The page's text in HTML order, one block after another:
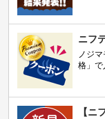
ニフ
ノジ
格」で
【ニ